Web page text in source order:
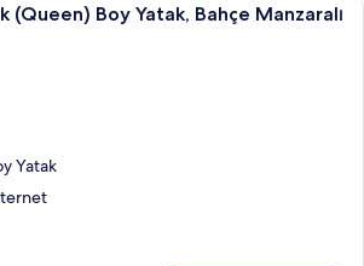
(Queen) Boy Yatak, Bahçe Manzaralı
Yatak